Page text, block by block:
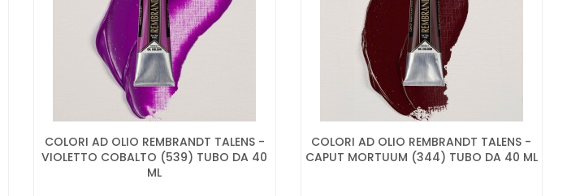
COLORI AD OLIO REMBRANDT TALENS -
VIOLETTO COBALTO (539) TUBO DA 40
ML
COLORI AD OLIO REMBRANDT TALENS -
CAPUT MORTUUM (344) TUBO DA 40 ML